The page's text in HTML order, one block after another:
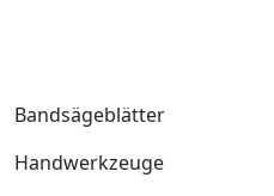
Bandsägeblätter
Handwerkzeuge